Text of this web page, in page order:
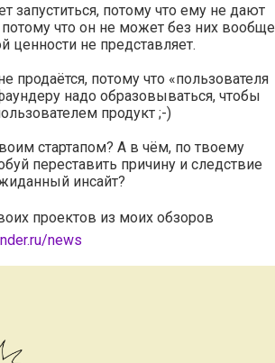
запуститься, потому что ему не дают
что он не может без них вообще
ценности не представляет.
продаётся, потому что «пользователя
надо образовываться, чтобы
продукт ;-)
стартапом? А в чём, по твоему
переставить причину и следствие
инсайт?
проектов из моих обзоров
news